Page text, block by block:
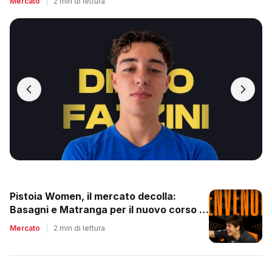
Pistoia Women, il mercato decolla:
Basagni e Matranga per il nuovo corso di
Nico Lami
Mercato 2 min di lettura